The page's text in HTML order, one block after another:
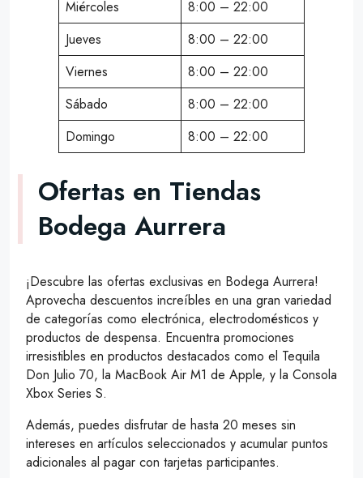
Miércoles
8:00 – 22:00
Jueves
8:00 – 22:00
Viernes
8:00 – 22:00
Sábado
8:00 – 22:00
Domingo
8:00 – 22:00
Ofertas en Tiendas
Bodega Aurrera
¡Descubre las ofertas exclusivas en Bodega Aurrera!
Aprovecha descuentos increíbles en una gran variedad
de categorías como electrónica, electrodomésticos y
productos de despensa. Encuentra promociones
irresistibles en productos destacados como el Tequila
Don Julio 70, la MacBook Air M1 de Apple, y la Consola
Xbox Series S.
Además, puedes disfrutar de hasta 20 meses sin
intereses en artículos seleccionados y acumular puntos
adicionales al pagar con tarjetas participantes.